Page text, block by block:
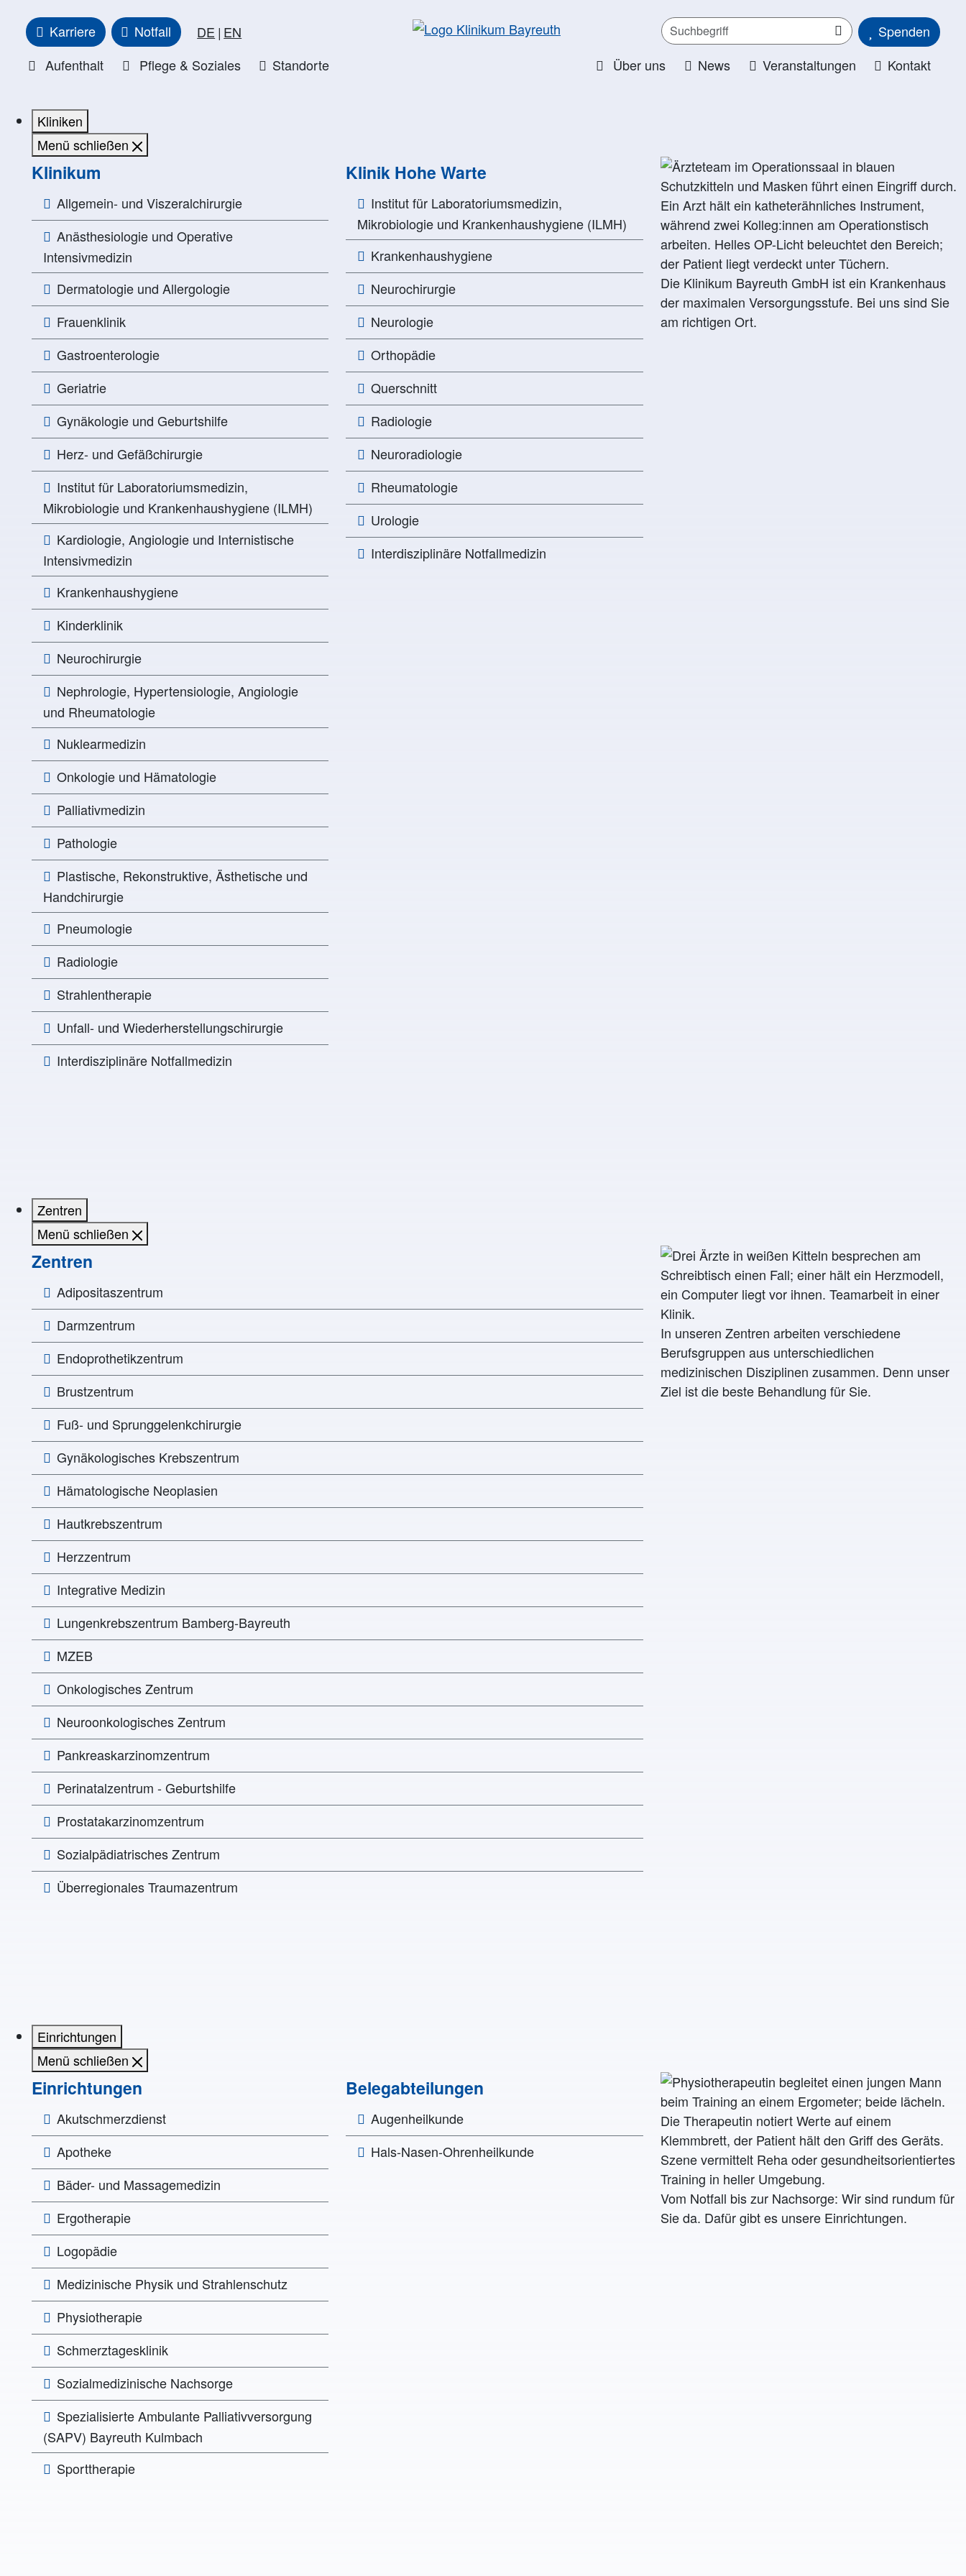
Karriere Notfall DE EN
Aufenthalt
Pflege & Soziales Standorte
Spenden
Über uns
News Veranstaltungen Kontakt
Kliniken
Menü schließen
Klinikum
Allgemein- und Viszeralchirurgie
Anästhesiologie und Operative
Intensivmedizin
Dermatologie und Allergologie
Frauenklinik
Gastroenterologie
Geriatrie
Gynäkologie und Geburtshilfe
Herz- und Gefäßchirurgie
Institut für Laboratoriumsmedizin,
Mikrobiologie und Krankenhaushygiene (ILMH)
Kardiologie, Angiologie und Internistische
Intensivmedizin
Krankenhaushygiene
Kinderklinik
Neurochirurgie
Nephrologie, Hypertensiologie, Angiologie
und Rheumatologie
Nuklearmedizin
Onkologie und Hämatologie
Palliativmedizin
Pathologie
Plastische, Rekonstruktive, Ästhetische und
Handchirurgie
Pneumologie
Radiologie
Strahlentherapie
Unfall- und Wiederherstellungschirurgie
Interdisziplinäre Notfallmedizin
Klinik Hohe Warte
Institut für Laboratoriumsmedizin,
Mikrobiologie und Krankenhaushygiene (ILMH)
Krankenhaushygiene
Neurochirurgie
Neurologie
Orthopädie
Querschnitt
Radiologie
Neuroradiologie
Rheumatologie
Urologie
Interdisziplinäre Notfallmedizin
Die Klinikum Bayreuth GmbH ist ein Krankenhaus
der maximalen Versorgungsstufe. Bei uns sind Sie
am richtigen Ort.
Zentren
Menü schließen
Zentren
Adipositaszentrum
Darmzentrum
Endoprothetikzentrum
Brustzentrum
Fuß- und Sprunggelenkchirurgie
Gynäkologisches Krebszentrum
Hämatologische Neoplasien
Hautkrebszentrum
Herzzentrum
Integrative Medizin
Lungen­­krebs­zentrum Bamberg-Bayreuth
MZEB
Onkologisches Zentrum
Neuroonkologisches Zentrum
Pankreaskarzinomzentrum
Perinatalzentrum - Geburtshilfe
Prostatakarzinomzentrum
Sozialpädiatrisches Zentrum
Überregionales Traumazentrum
In unseren Zentren arbeiten verschiedene
Berufsgruppen aus unterschiedlichen
medizinischen Disziplinen zusammen. Denn unser
Ziel ist die beste Behandlung für Sie.
Einrichtungen
Menü schließen
Einrichtungen
Akutschmerzdienst
Apotheke
Bäder- und Massagemedizin
Ergotherapie
Logopädie
Medizinische Physik und Strahlenschutz
Physiotherapie
Schmerztagesklinik
Sozialmedizinische Nachsorge
Spezialisierte Ambulante Palliativversorgung
(SAPV) Bayreuth Kulmbach
Sporttherapie
Belegabteilungen
Augenheilkunde
Hals-Nasen-Ohrenheilkunde
Vom Notfall bis zur Nachsorge: Wir sind rundum für
Sie da. Dafür gibt es unsere Einrichtungen.